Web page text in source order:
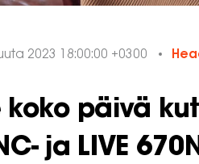
2023 18:00:00 +0300
koko päivä
ja LIVE